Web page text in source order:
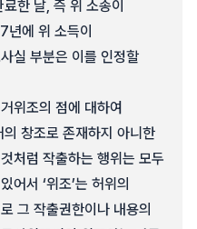
한 날, 즉 위 소송이
에 위 소득이
실 부분은 이를 인정할
위조의 점에 대하여
창조로 존재하지 아니한
처럼 작출하는 행위는 모두
어서 ‘위조’는 허위의
그 작출권한이나 내용의